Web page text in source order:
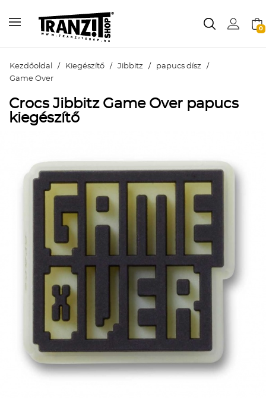
0
Kezdőoldal / Kiegészítő / Jibbitz / papucs dísz /
Game Over
Crocs Jibbitz Game Over papucs
kiegészítő